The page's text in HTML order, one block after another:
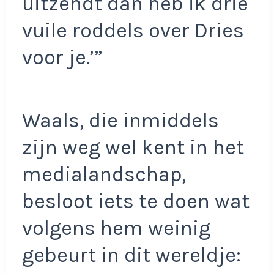
vuile roddels over Dries
voor je.’”
Waals, die inmiddels
zijn weg wel kent in het
medialandschap,
besloot iets te doen wat
volgens hem weinig
gebeurt in dit wereldje: